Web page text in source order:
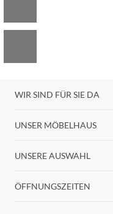
WIR SIND FÜR SIE DA
UNSER MÖBELHAUS
UNSERE AUSWAHL
ÖFFNUNGSZEITEN